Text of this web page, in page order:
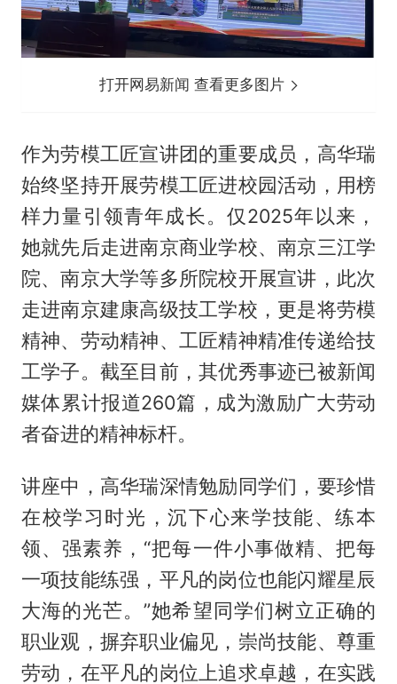
打开网易新闻 查看更多图片
作为劳模工匠宣讲团的重要成员，高华瑞
始终坚持开展劳模工匠进校园活动，用榜
样力量引领青年成长。仅2025年以来，
她就先后走进南京商业学校、南京三江学
院、南京大学等多所院校开展宣讲，此次
走进南京建康高级技工学校，更是将劳模
精神、劳动精神、工匠精神精准传递给技
工学子。截至目前，其优秀事迹已被新闻
媒体累计报道260篇，成为激励广大劳动
者奋进的精神标杆。
讲座中，高华瑞深情勉励同学们，要珍惜
在校学习时光，沉下心来学技能、练本
领、强素养，“把每一件小事做精、把每
一项技能练强，平凡的岗位也能闪耀星辰
大海的光芒。”她希望同学们树立正确的
职业观，摒弃职业偏见，崇尚技能、尊重
劳动，在平凡的岗位上追求卓越，在实践